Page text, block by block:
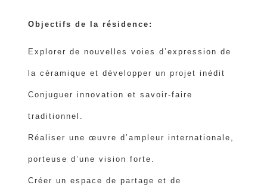
Objectifs de la résidence:
Explorer de nouvelles voies d’expression de
la céramique et développer un projet inédit
Conjuguer innovation et savoir-faire
traditionnel.
Réaliser une œuvre d’ampleur internationale,
porteuse d’une vision forte.
Créer un espace de partage et de